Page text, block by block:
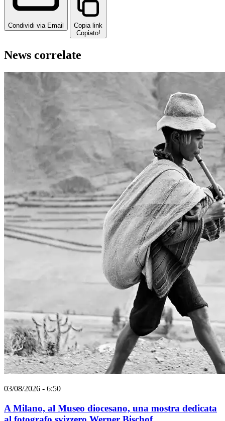
Condividi via Email
Copia link
Copiato!
News correlate
03/08/2026 - 6:50
A Milano, al Museo diocesano, una mostra dedicata